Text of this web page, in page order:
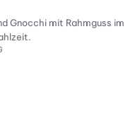
Gnocchi mit Rahmguss im